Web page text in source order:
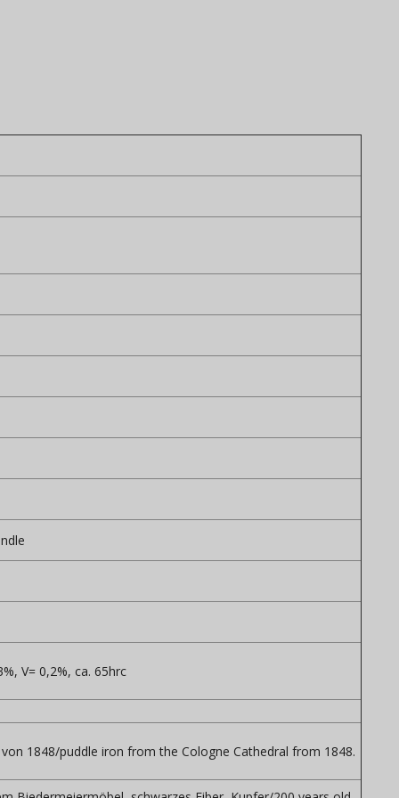
V= 0,2%, ca. 65hrc
1848/puddle iron from the Cologne Cathedral from 1848.